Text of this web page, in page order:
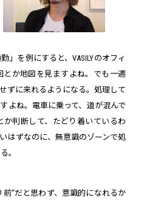
」を例にすると、VASILYのオフィ
とか地図を見ますよね。でも一週
ずに来れるようになる。処理して
よね。電車に乗って、道が混んで
判断して、たどり着いているわ
はずなのに、無意識のゾーンで処
。
前”だと思わず、意識的になれるか